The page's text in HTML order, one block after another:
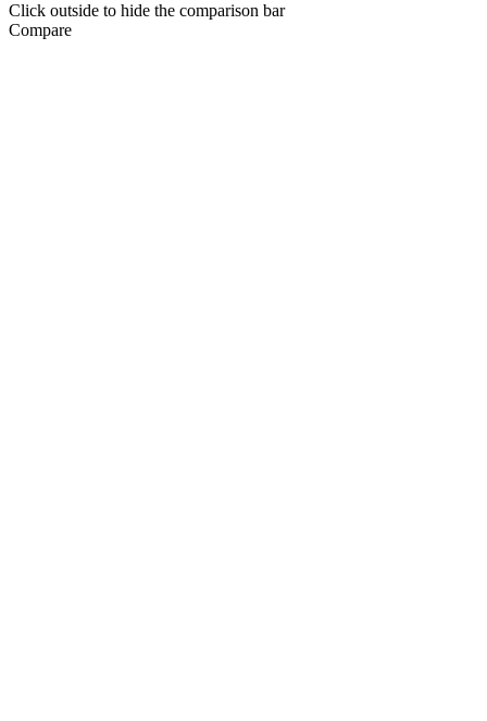
Click outside to hide the comparison bar
Compare